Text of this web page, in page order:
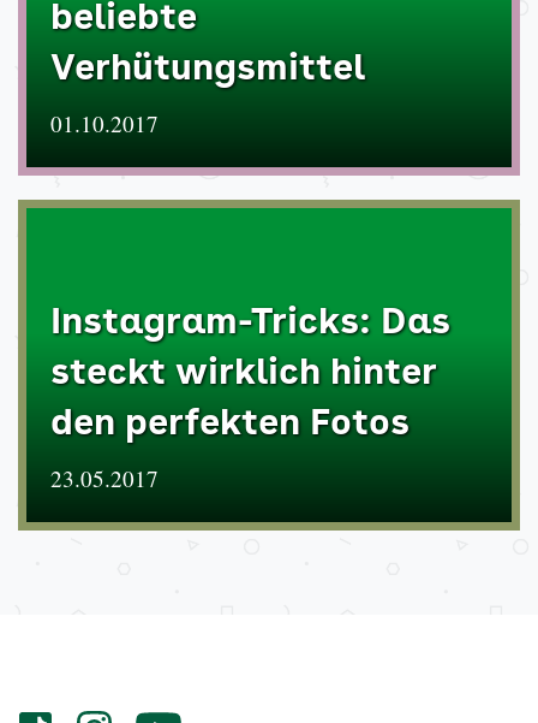
beliebte
Verhütungsmittel
01.10.2017
Instagram-Tricks: Das
steckt wirklich hinter
den perfekten Fotos
23.05.2017